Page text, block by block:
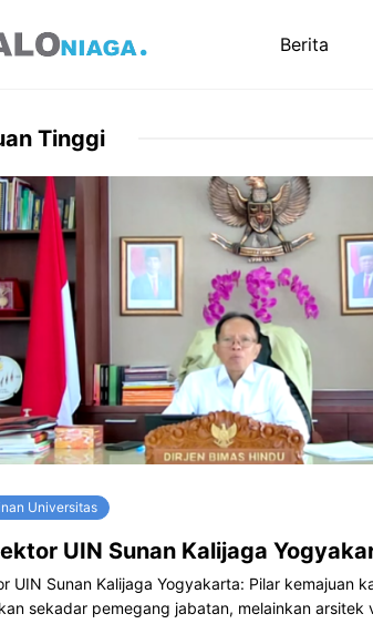
Berita
Tinggi
Universitas
UIN Sunan Kalijaga
UIN Sunan Kalijaga Yogyakarta: Pilar kemajuan
sekadar pemegang jabatan, melainkan arsitek